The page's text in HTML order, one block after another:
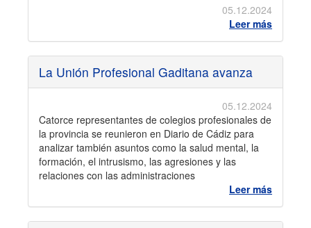
05.12.2024
Leer más
La Unión Profesional Gaditana avanza
05.12.2024
Catorce representantes de colegios profesionales de
la provincia se reunieron en Diario de Cádiz para
analizar también asuntos como la salud mental, la
formación, el intrusismo, las agresiones y las
relaciones con las administraciones
Leer más